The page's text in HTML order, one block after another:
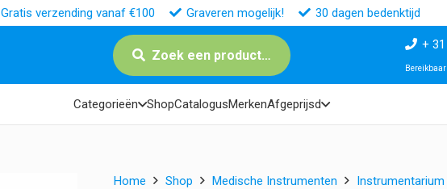
Gratis verzending vanaf €100 Graveren mogelijk! 30 dagen bedenktijd
Zoek een product…
+
Categorieën ShopCatalogusMerkenAfgeprijsd
Home Shop Medische Instrumenten Instrumentarium